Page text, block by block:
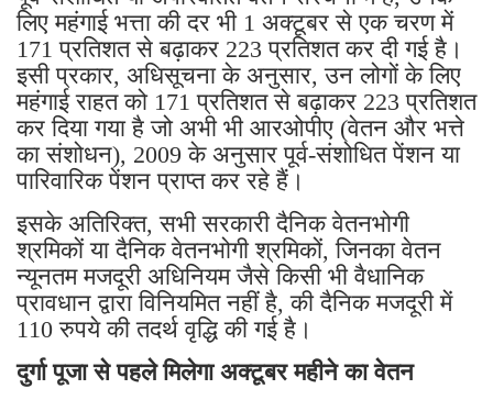
लिए महंगाई भत्ता की दर भी 1 अक्टूबर से एक चरण में
171 प्रतिशत से बढ़ाकर 223 प्रतिशत कर दी गई है।
इसी प्रकार, अधिसूचना के अनुसार, उन लोगों के लिए
महंगाई राहत को 171 प्रतिशत से बढ़ाकर 223 प्रतिशत
कर दिया गया है जो अभी भी आरओपीए (वेतन और भत्ते
का संशोधन), 2009 के अनुसार पूर्व-संशोधित पेंशन या
पारिवारिक पेंशन प्राप्त कर रहे हैं।
इसके अतिरिक्त, सभी सरकारी दैनिक वेतनभोगी
श्रमिकों या दैनिक वेतनभोगी श्रमिकों, जिनका वेतन
न्यूनतम मजदूरी अधिनियम जैसे किसी भी वैधानिक
प्रावधान द्वारा विनियमित नहीं है, की दैनिक मजदूरी में
110 रुपये की तदर्थ वृद्धि की गई है।
दुर्गा पूजा से पहले मिलेगा अक्टूबर महीने का वेतन